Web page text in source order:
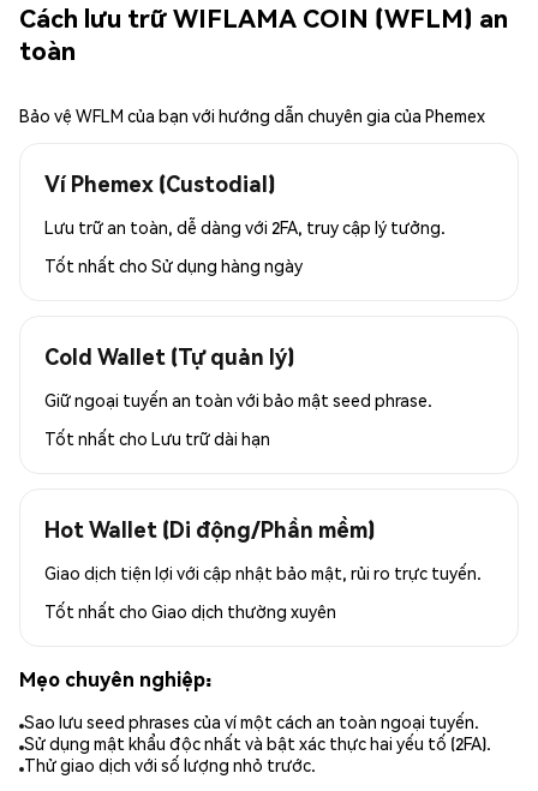
Cách lưu trữ WIFLAMA COIN (WFLM) an
toàn
Bảo vệ WFLM của bạn với hướng dẫn chuyên gia của Phemex
Ví Phemex (Custodial)
Lưu trữ an toàn, dễ dàng với 2FA, truy cập lý tưởng.
Tốt nhất cho Sử dụng hàng ngày
Cold Wallet (Tự quản lý)
Giữ ngoại tuyến an toàn với bảo mật seed phrase.
Tốt nhất cho Lưu trữ dài hạn
Hot Wallet (Di động/Phần mềm)
Giao dịch tiện lợi với cập nhật bảo mật, rủi ro trực tuyến.
Tốt nhất cho Giao dịch thường xuyên
Mẹo chuyên nghiệp:
Sao lưu seed phrases của ví một cách an toàn ngoại tuyến.
Sử dụng mật khẩu độc nhất và bật xác thực hai yếu tố (2FA).
Thử giao dịch với số lượng nhỏ trước.